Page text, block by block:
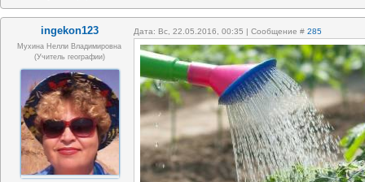
ingekon123 Дата: Вс, 22.05.2016, 00:35 | Сообщение # 285
Мухина Нелли Владимировна
(Учитель географии)